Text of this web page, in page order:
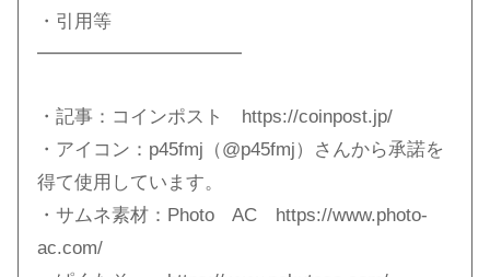
・引用等
━━━━━━━━━━━
・記事：コインポスト https://coinpost.jp/​
・アイコン：p45fmj（@p45fmj）さんから承諾を
得て使用しています。
・サムネ素材：Photo AC https://www.photo-
ac.com/​